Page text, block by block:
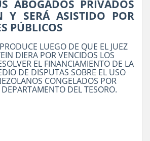
ABOGADOS PRIVADOS
Y SERÁ ASISTIDO POR
PÚBLICOS
LUEGO DE QUE EL JUEZ
DIERA POR VENCIDOS LOS
EL FINANCIAMIENTO DE LA
DE DISPUTAS SOBRE EL USO
CONGELADOS POR
DEL TESORO.